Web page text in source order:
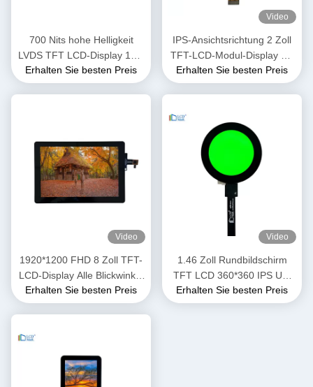
700 Nits hohe Helligkeit
LVDS TFT LCD-Display 10,1
Zoll OEM ODM 1920x1200
Erhalten Sie besten Preis
Video
IPS-Ansichtsrichtung 2 Zoll
TFT-LCD-Modul-Display mit
SPI3/4-Linienschnittstelle
Erhalten Sie besten Preis
Video
1920*1200 FHD 8 Zoll TFT-
LCD-Display Alle Blickwinkel
1000 Nits Hohe Helligkeit
Erhalten Sie besten Preis
Video
1.46 Zoll Rundbildschirm
TFT LCD 360*360 IPS Uhr
LCD-Display Modul
Erhalten Sie besten Preis